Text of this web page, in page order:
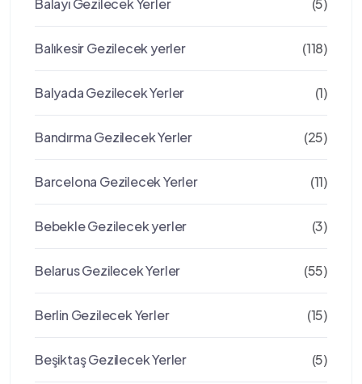
Balayı Gezilecek Yerler (5)
Balıkesir Gezilecek yerler (118)
Balyada Gezilecek Yerler (1)
Bandırma Gezilecek Yerler (25)
Barcelona Gezilecek Yerler (11)
Bebekle Gezilecek yerler (3)
Belarus Gezilecek Yerler (55)
Berlin Gezilecek Yerler (15)
Beşiktaş Gezilecek Yerler (5)